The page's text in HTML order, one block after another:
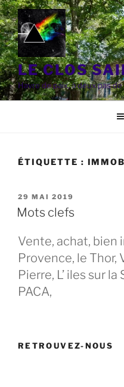
Aller
au
contenu
principal
LE CLOS
Havre de paix, à deux pas
ÉTIQUETTE :
PUBLIÉ
LE
29 MAI 2019
Mots clefs
Vente, achat, bien
Provence, le Thor,
Pierre, L’ iles sur
PACA,
RETROUVEZ-NOUS